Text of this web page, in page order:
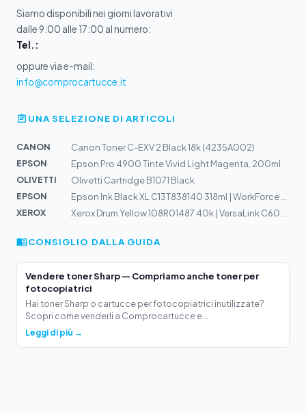
Siamo disponibili nei giorni lavorativi
dalle 9:00 alle 17:00 al numero:
Tel.:
oppure via e-mail:
info@comprocartucce.it
UNA SELEZIONE DI ARTICOLI
CANON
Canon Toner C-EXV 2 Black 18k (4235A002)
EPSON
Epson Pro 4900 Tinte Vivid Light Magenta, 200ml
OLIVETTI
Olivetti Cartridge B1071 Black
EPSON
Epson Ink Black XL C13T838140 318ml | WorkForce WF-R519...
XEROX
Xerox Drum Yellow 108R01487 40k | VersaLink C600, C605
CONSIGLIO DALLA GUIDA
Vendere toner Sharp — Compriamo anche toner per
fotocopiatrici
Hai toner Sharp o cartucce per fotocopiatrici inutilizzate?
Scopri come venderli a Comprocartucce e...
Leggi di più →